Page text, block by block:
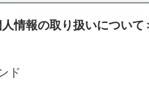
人情報の取り扱いについて
ド